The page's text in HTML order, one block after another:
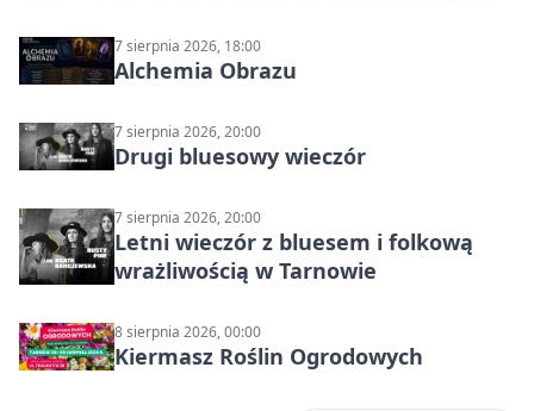
7 sierpnia 2026, 18:00
Alchemia Obrazu
7 sierpnia 2026, 20:00
Drugi bluesowy wieczór
7 sierpnia 2026, 20:00
Letni wieczór z bluesem i folkową
wrażliwością w Tarnowie
8 sierpnia 2026, 00:00
Kiermasz Roślin Ogrodowych